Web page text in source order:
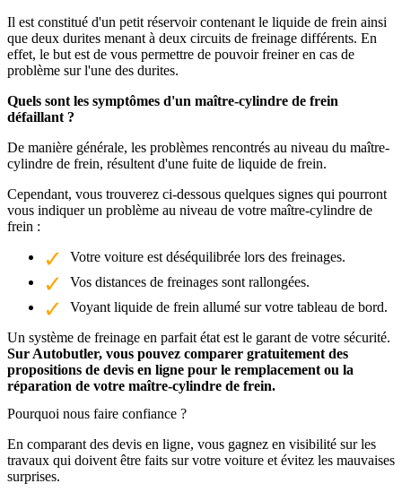
Il est constitué d'un petit réservoir contenant le liquide de frein ainsi
que deux durites menant à deux circuits de freinage différents. En
effet, le but est de vous permettre de pouvoir freiner en cas de
problème sur l'une des durites.
Quels sont les symptômes d'un maître-cylindre de frein
défaillant ?
De manière générale, les problèmes rencontrés au niveau du maître-
cylindre de frein, résultent d'une fuite de liquide de frein.
Cependant, vous trouverez ci-dessous quelques signes qui pourront
vous indiquer un problème au niveau de votre maître-cylindre de
frein :
Votre voiture est déséquilibrée lors des freinages.
Vos distances de freinages sont rallongées.
Voyant liquide de frein allumé sur votre tableau de bord.
Un système de freinage en parfait état est le garant de votre sécurité.
Sur Autobutler, vous pouvez comparer gratuitement des
propositions de devis en ligne pour le remplacement ou la
réparation de votre maître-cylindre de frein.
Pourquoi nous faire confiance ?
En comparant des devis en ligne, vous gagnez en visibilité sur les
travaux qui doivent être faits sur votre voiture et évitez les mauvaises
surprises.